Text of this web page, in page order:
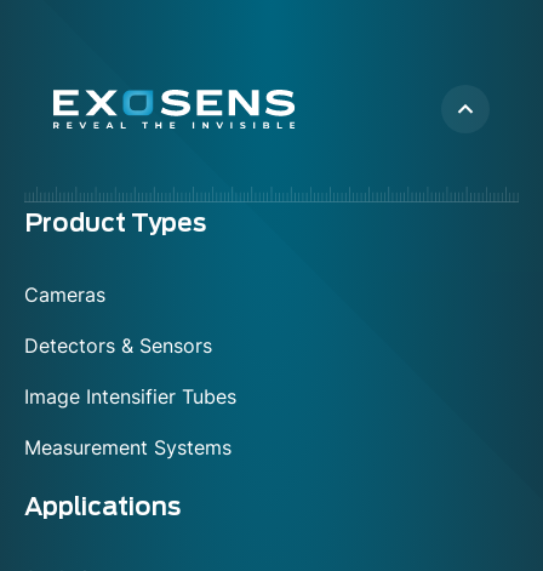
Menu
Product Types
Cameras
Detectors & Sensors
Image Intensifier Tubes
Measurement Systems
Applications